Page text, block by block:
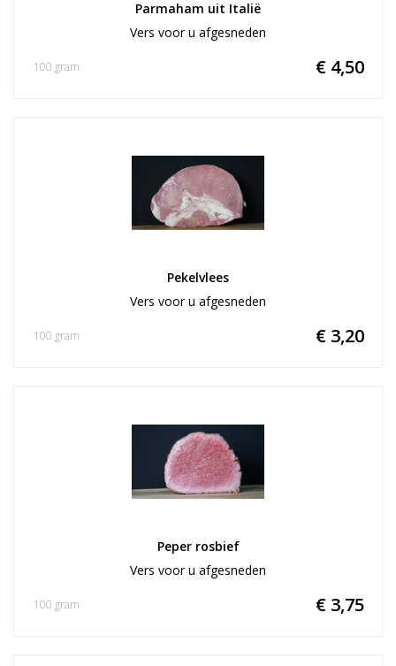
Parmaham uit Italië
Vers voor u afgesneden
€ 4,50
100 gram
Pekelvlees
Vers voor u afgesneden
€ 3,20
100 gram
Peper rosbief
Vers voor u afgesneden
€ 3,75
100 gram